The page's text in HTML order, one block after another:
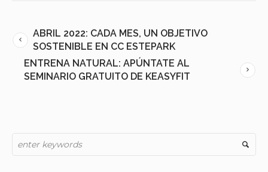
ABRIL 2022: CADA MES, UN OBJETIVO
SOSTENIBLE EN CC ESTEPARK
ENTRENA NATURAL: APÚNTATE AL
SEMINARIO GRATUITO DE KEASYFIT